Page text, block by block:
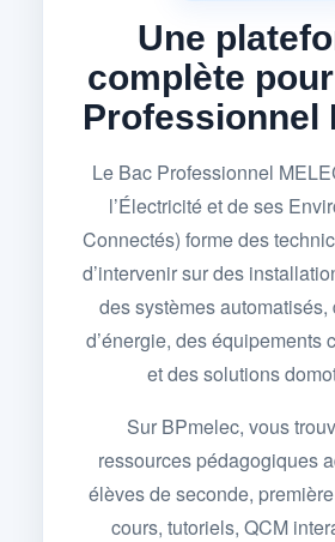
Une
complète
Professionnel
Le Bac Professionnel
l’Électricité et de ses
Connectés) forme des
d’intervenir sur des
des systèmes
d’énergie, des équipements
et des solutions
Sur BPmelec, vous
ressources pédagogiques
élèves de seconde,
cours, tutoriels, QCM